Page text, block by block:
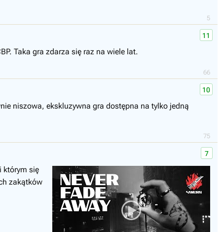
5
66
11
Taka gra zdarza się raz na wiele lat.
75
10
niszowa, ekskluzywna gra dostępna na tylko jedną
7
którym się
zakątków